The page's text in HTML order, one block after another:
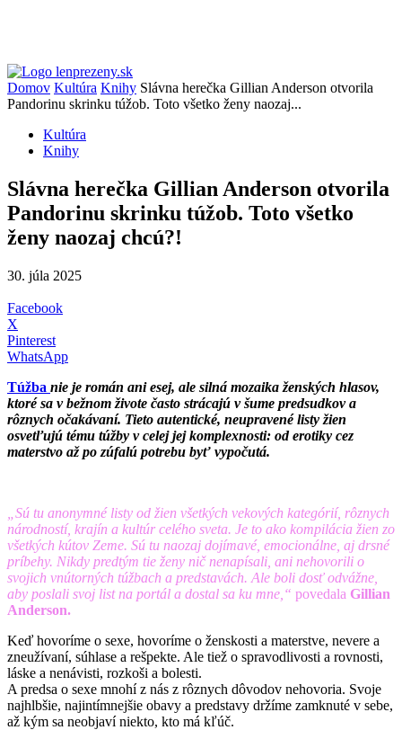
Domov Kultúra Knihy Slávna herečka Gillian Anderson otvorila
Pandorinu skrinku túžob. Toto všetko ženy naozaj...
Kultúra
Knihy
Slávna herečka Gillian Anderson otvorila
Pandorinu skrinku túžob. Toto všetko
ženy naozaj chcú?!
30. júla 2025
Facebook
X
Pinterest
WhatsApp
Túžba nie je román ani esej, ale silná mozaika ženských hlasov,
ktoré sa v bežnom živote často strácajú v šume predsudkov a
rôznych očakávaní. Tieto autentické, neupravené listy žien
osvetľujú tému túžby v celej jej komplexnosti: od erotiky cez
materstvo až po zúfalú potrebu byť vypočutá.
„Sú tu anonymné listy od žien všetkých vekových kategórií, rôznych
národností, krajín a kultúr celého sveta. Je to ako kompilácia žien zo
všetkých kútov Zeme. Sú tu naozaj dojímavé, emocionálne, aj drsné
príbehy. Nikdy predtým tie ženy nič nenapísali, ani nehovorili o
svojich vnútorných túžbach a predstavách. Ale boli dosť odvážne,
aby poslali svoj list na portál a dostal sa ku mne,“ povedala Gillian
Anderson.
Keď hovoríme o sexe, hovoríme o ženskosti a materstve, nevere a
zneužívaní, súhlase a rešpekte. Ale tiež o spravodlivosti a rovnosti,
láske a nenávisti, rozkoši a bolesti.
A predsa o sexe mnohí z nás z rôznych dôvodov nehovoria. Svoje
najhlbšie, najintímnejšie obavy a predstavy držíme zamknuté v sebe,
až kým sa neobjaví niekto, kto má kľúč.